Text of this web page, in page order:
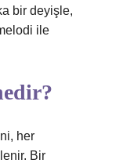
bir deyişle,
ile
her
Bir